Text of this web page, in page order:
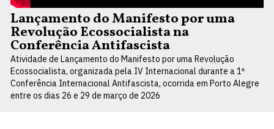
Lançamento do Manifesto por uma
Revolução Ecossocialista na
Conferência Antifascista
Atividade de Lançamento do Manifesto por uma Revolução
Ecossocialista, organizada pela IV Internacional durante a 1ª
Conferência Internacional Antifascista, ocorrida em Porto Alegre
entre os dias 26 e 29 de março de 2026